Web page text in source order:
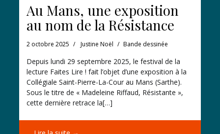
Au Mans, une exposition
au nom de la Résistance
2 octobre 2025 Justine Noël Bande dessinée
Depuis lundi 29 septembre 2025, le festival de la
lecture Faites Lire ! fait l’objet d’une exposition à la
Collégiale Saint-Pierre-La-Cour au Mans (Sarthe).
Sous le titre de « Madeleine Riffaud, Résistante »,
cette dernière retrace la[…]